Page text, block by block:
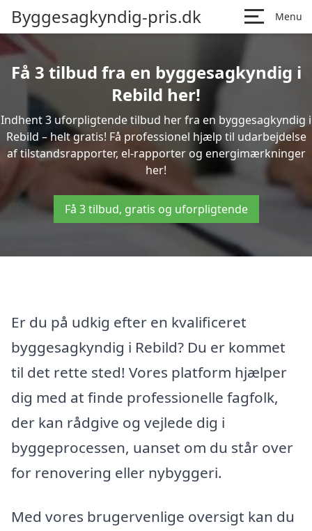
Byggesagkyndig-pris.dk Menu
Få 3 tilbud fra en byggesagkyndig i
Rebild her!
Indhent 3 uforpligtende tilbud her fra en byggesagkyndig i
Rebild – helt gratis! Få professionel hjælp til udarbejdelse
af tilstandsrapporter, el-rapporter og energimærkninger
her!
Få 3 tilbud, gratis og uforpligtende
Er du på udkig efter en kvalificeret
byggesagkyndig i Rebild? Du er kommet
til det rette sted! Vores platform hjælper
dig med at finde professionelle fagfolk,
der kan rådgive og vejlede dig i
byggeprocessen, uanset om du står over
for renovering eller nybyggeri.
Med vores brugervenlige oversigt kan du